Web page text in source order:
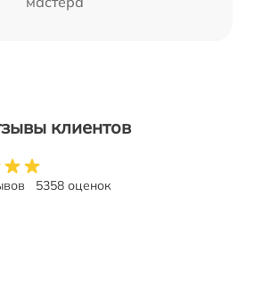
клиентов
5358 оценок